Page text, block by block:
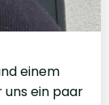
einem
ein paar